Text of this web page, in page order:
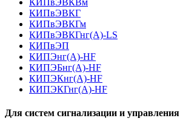
КИПвЭВКВм
КИПвЭВКГ
КИПвЭВКГм
КИПвЭВКГнг(А)-LS
КИПвЭП
КИПЭнг(А)-HF
КИПЭБнг(А)-HF
КИПЭКнг(А)-HF
КИПЭКГнг(А)-HF
Для систем сигнализации и управления